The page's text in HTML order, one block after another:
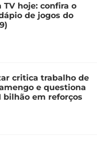
TV hoje: confira o
de jogos do
critica trabalho de
e questiona
bilhão em reforços